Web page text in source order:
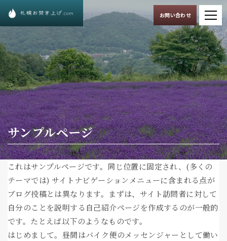
お問い合わせ
サンプルページ
これはサンプルページです。同じ位置に固定され、(多くの
テーマでは) サイトナビゲーションメニューに含まれる点が
ブログ投稿とは異なります。まずは、サイト訪問者に対して
自分のことを説明する自己紹介ページを作成するのが一般的
です。たとえば以下のようなものです。
はじめまして。昼間はバイク便のメッセンジャーとして働い